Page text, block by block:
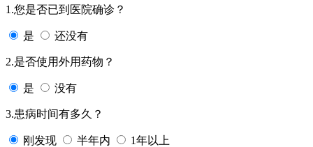
1.您是否已到医院确诊？
是 还没有
2.是否使用外用药物？
是 没有
3.患病时间有多久？
刚发现 半年内 1年以上